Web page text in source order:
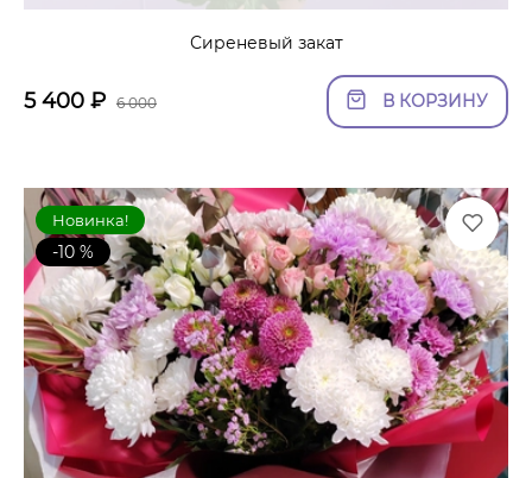
Сиреневый закат
5 400 ₽ 6 000 В КОРЗИНУ
Новинка!
-10 %